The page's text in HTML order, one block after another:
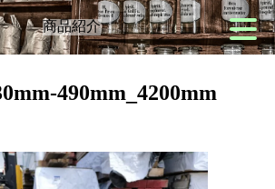
商品紹介
490mm_4200mm